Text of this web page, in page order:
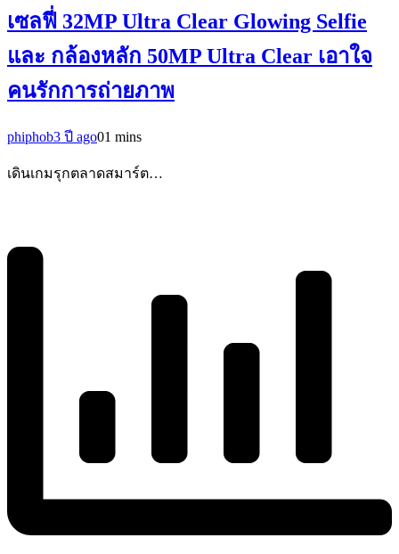
เซลฟี่ 32MP Ultra Clear Glowing Selfie
และ กล้องหลัก 50MP Ultra Clear เอาใจ
คนรักการถ่ายภาพ
phiphob3 ปี ago01 mins
เดินเกมรุกตลาดสมาร์ต…